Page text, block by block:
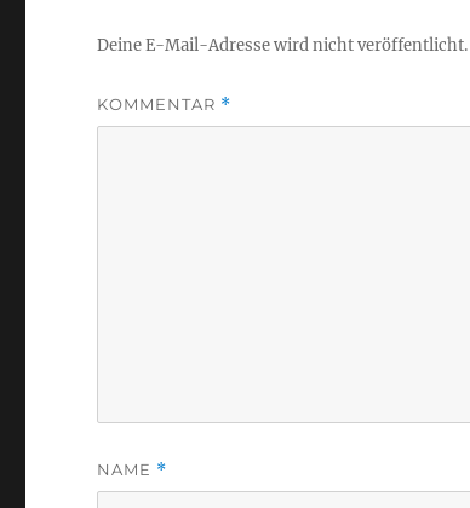
Deine E-Mail-Adresse wird nicht veröffentlicht.
KOMMENTAR *
NAME *